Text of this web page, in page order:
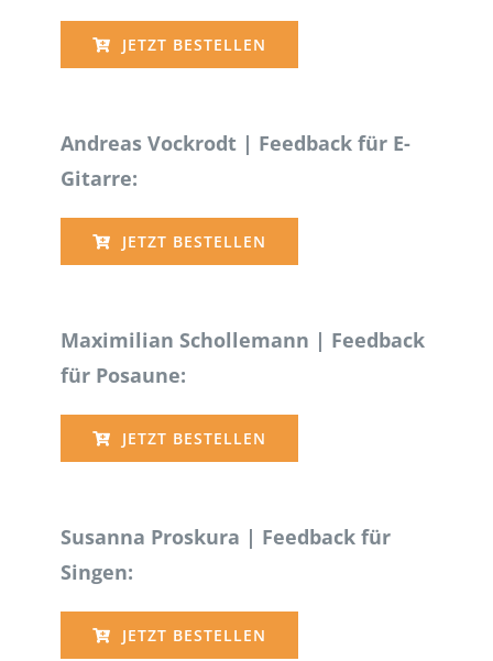
JETZT BESTELLEN
Andreas Vockrodt | Feedback für E-
Gitarre:
JETZT BESTELLEN
Maximilian Schollemann | Feedback
für Posaune:
JETZT BESTELLEN
Susanna Proskura | Feedback für
Singen:
JETZT BESTELLEN